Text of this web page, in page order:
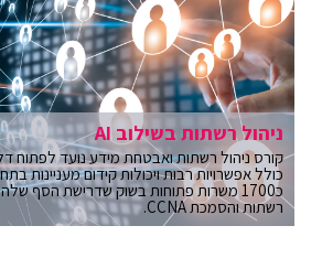
ניהול רשתות בשילוב AI
קורס ניהול רשתות ואבטחת מידע נועד לפתוח
כולל אפשרויות רבות ויכולות קידום מעניינות
כ1700 משרות פתוחות בשוק שדרישת הסף
רשתות והסמכת CCNA.